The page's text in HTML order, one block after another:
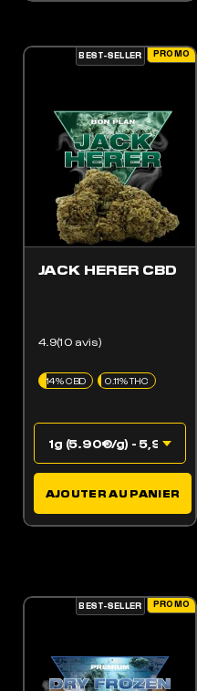
AJOUTER AU PANIER
JACK HERER CBD
14% CBD 0.11% THC
4.9(10 avis)
BEST-SELLER PROMO
BEST-SELLER PROMO
OPTIONS PEUVENT ÊTRE CHOISIES
PRODUIT A PLUSIEURS VARIATIONS.